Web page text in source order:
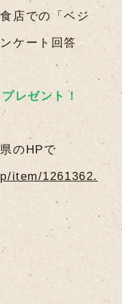
店での「ベジ
ケート回答
レゼント！
のHPで
item/1261362.